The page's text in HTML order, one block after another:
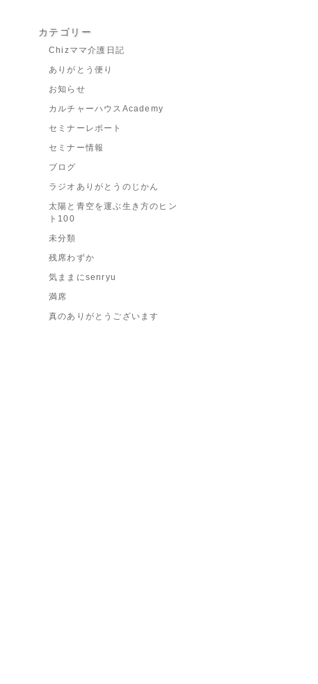
カテゴリー
Chizママ介護日記
ありがとう便り
お知らせ
カルチャーハウスAcademy
セミナーレポート
セミナー情報
ブログ
ラジオありがとうのじかん
太陽と青空を運ぶ生き方のヒン
ト100
未分類
残席わずか
気ままにsenryu
満席
真のありがとうございます